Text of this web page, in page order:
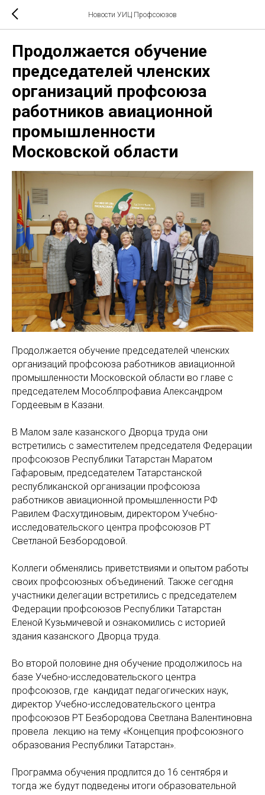
Новости УИЦ Профсоюзов
Продолжается обучение
председателей членских
организаций профсоюза
работников авиационной
промышленности
Московской области
Продолжается обучение председателей членских
организаций профсоюза работников авиационной
промышленности Московской области во главе с
председателем Мособлпрофавиа Александром
Гордеевым в Казани.
В Малом зале казанского Дворца труда они
встретились с заместителем председателя Федерации
профсоюзов Республики Татарстан Маратом
Гафаровым, председателем Татарстанской
республиканской организации профсоюза
работников авиационной промышленности РФ
Равилем Фасхутдиновым, директором Учебно-
исследовательского центра профсоюзов РТ
Светланой Безбородовой.
Коллеги обменялись приветствиями и опытом работы
своих профсоюзных объединений. Также сегодня
участники делегации встретились с председателем
Федерации профсоюзов Республики Татарстан
Еленой Кузьмичевой и ознакомились с историей
здания казанского Дворца труда.
Во второй половине дня обучение продолжилось на
базе Учебно-исследовательского центра
профсоюзов, где кандидат педагогических наук,
директор Учебно-исследовательского центра
профсоюзов РТ Безбородова Светлана Валентиновна
провела лекцию на тему «Концепция профсоюзного
образования Республики Татарстан».
Программа обучения продлится до 16 сентября и
тогда же будут подведены итоги образовательной